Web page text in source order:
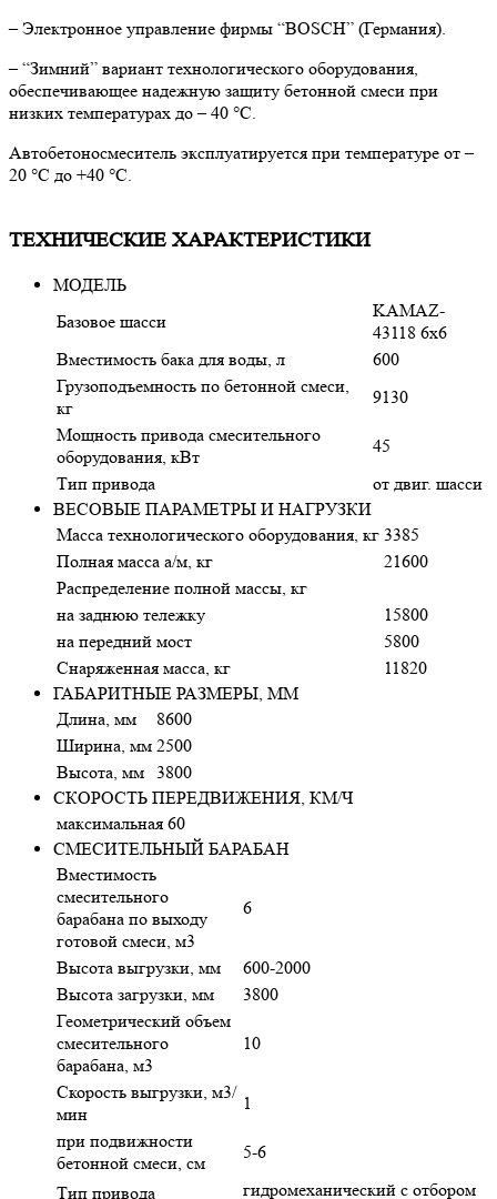
– Электронное управление фирмы “BOSCH” (Германия).
– “Зимний” вариант технологического оборудования,
обеспечивающее надежную защиту бетонной смеси при
низких температурах до – 40 °С.
Автобетоносмеситель эксплуатируется при температуре от –
20 °С до +40 °С.
ТЕХНИЧЕСКИЕ ХАРАКТЕРИСТИКИ
МОДЕЛЬ
Базовое шасси
KAMAZ-
43118 6х6
Вместимость бака для воды, л
600
Грузоподъемность по бетонной смеси,
кг
9130
Мощность привода смесительного
оборудования, кВт
45
Тип привода
от двиг. шасси
ВЕСОВЫЕ ПАРАМЕТРЫ И НАГРУЗКИ
Масса технологического оборудования, кг 3385
Полная масса а/м, кг
21600
Распределение полной массы, кг
на заднюю тележку
15800
на передний мост
5800
Снаряженная масса, кг
11820
ГАБАРИТНЫЕ РАЗМЕРЫ, ММ
Длина, мм
8600
Ширина, мм 2500
Высота, мм 3800
СКОРОСТЬ ПЕРЕДВИЖЕНИЯ, КМ/Ч
максимальная 60
СМЕСИТЕЛЬНЫЙ БАРАБАН
Вместимость
смесительного
барабана по выходу
готовой смеси, м3
6
Высота выгрузки, мм
600-2000
Высота загрузки, мм
3800
Геометрический объем
смесительного
барабана, м3
10
Скорость выгрузки, м3/
мин
1
при подвижности
бетонной смеси, см
5-6
Тип привода
гидромеханический с отбором